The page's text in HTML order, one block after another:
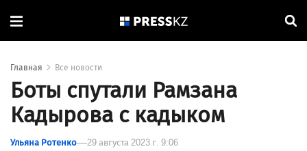
Главная Все новости
Боты спутали Рамзана
Кадырова с кадыком
Ульяна Ротенко 29 августа 2023 г. 9:06